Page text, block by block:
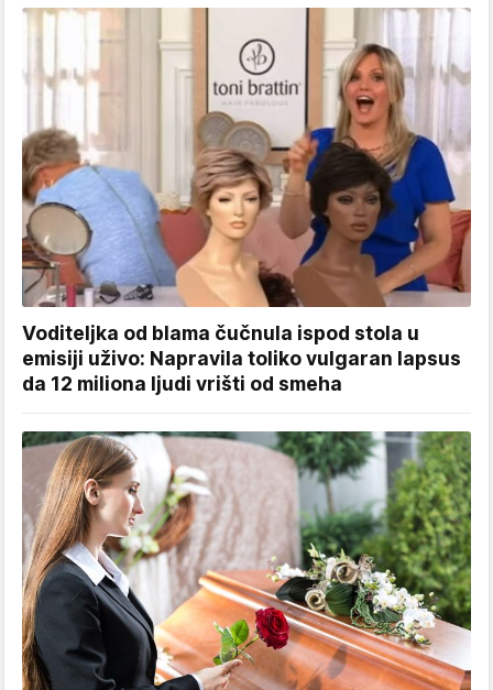
Voditeljka od blama čučnula ispod stola u
emisiji uživo: Napravila toliko vulgaran lapsus
da 12 miliona ljudi vrišti od smeha